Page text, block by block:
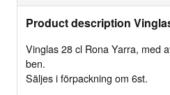
Product description
Vinglas 28 cl Rona Yarra, med
ben.
Säljes i förpackning om 6st.